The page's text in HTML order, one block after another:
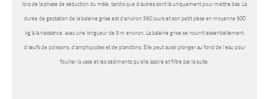
lors de la phase de séduction du mâle, tandis que d’autres sont là uniquement pour mettre bas. La
durée de gestation de la baleine grise est d’environ 350 jours et son petit pèse en moyenne 500
kg à la naissance, avec une longueur de 5 m environ. La baleine grise se nourrit essentiellement
d’œufs de poissons, d’amphipodes et de planctons. Elle peut aussi plonger au fond de l’eau pour
fouiller la vase et les sédiments qu’elle aspire et filtre par la suite.